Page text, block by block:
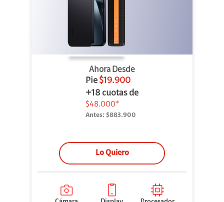
Ahora Desde
Pie $19.900
+18 cuotas de
$48.000*
Antes: $883.900
Lo Quiero